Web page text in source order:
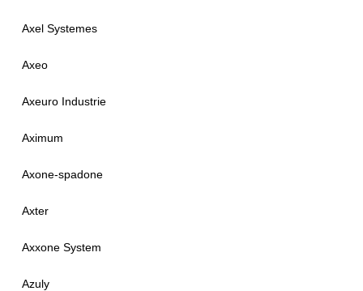
Axel Systemes
Axeo
Axeuro Industrie
Aximum
Axone-spadone
Axter
Axxone System
Azuly